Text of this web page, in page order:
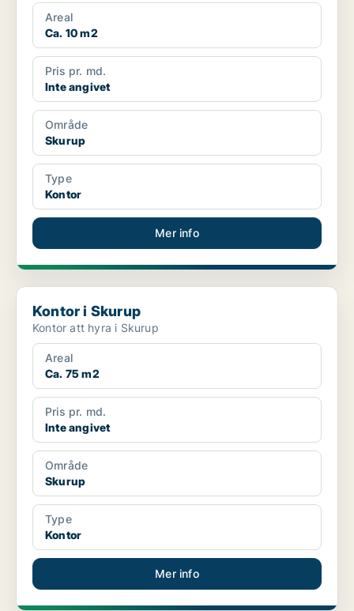
Areal
Ca. 10 m2
Pris pr. md.
Inte angivet
Område
Skurup
Type
Kontor
Mer info
Kontor i Skurup
Kontor i Skurup
Kontor att hyra i Skurup
Areal
Ca. 75 m2
Pris pr. md.
Inte angivet
Område
Skurup
Type
Kontor
Mer info